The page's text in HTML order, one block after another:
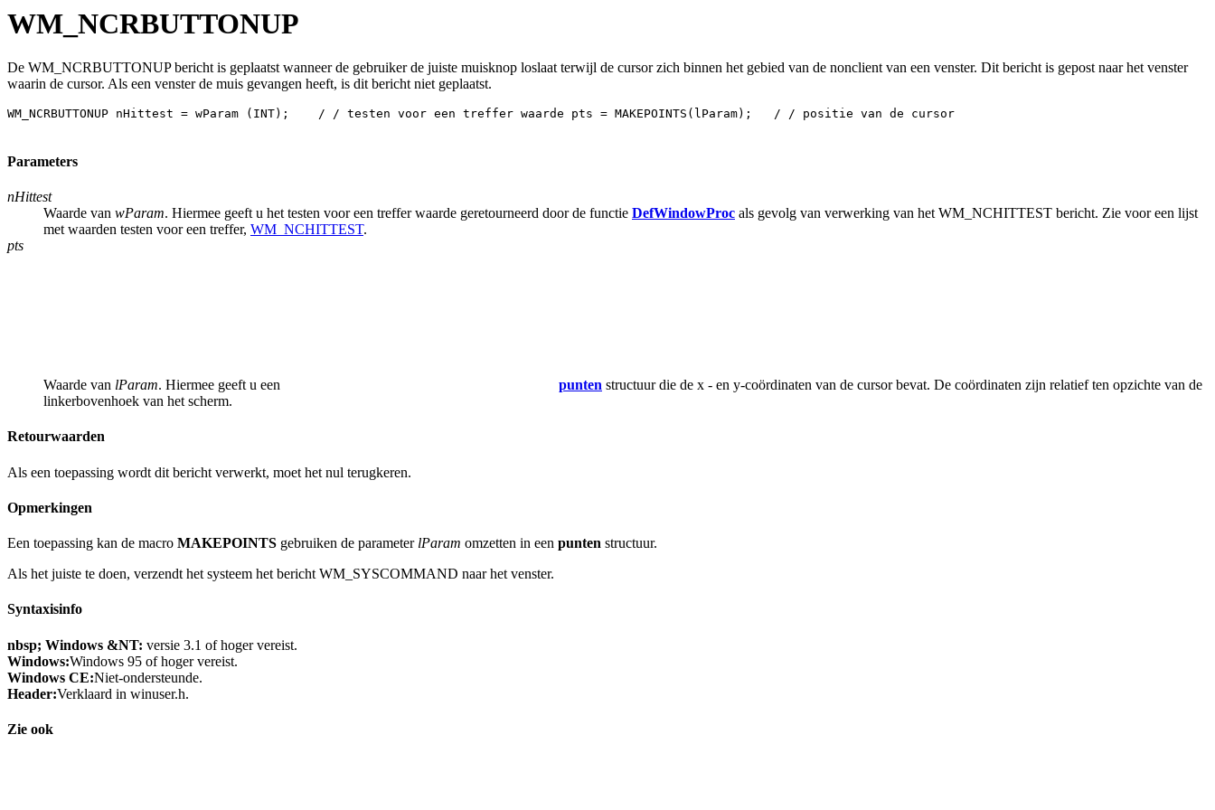
WM_NCRBUTTONUP
De WM_NCRBUTTONUP bericht is geplaatst wanneer de gebruiker de juiste muisknop loslaat terwijl de cursor zich binnen het gebied van de nonclient van een venster. Dit bericht is gepost naar het venster
waarin de cursor. Als een venster de muis gevangen heeft, is dit bericht niet geplaatst.
WM_NCRBUTTONUP nHittest = wParam (INT);    / / testen voor een treffer waarde pts = MAKEPOINTS(lParam);   / / positie van de cursor
Parameters
nHittest
Waarde van wParam. Hiermee geeft u het testen voor een treffer waarde geretourneerd door de functie DefWindowProc als gevolg van verwerking van het WM_NCHITTEST bericht. Zie voor een lijst
met waarden testen voor een treffer, WM_NCHITTEST.
pts
Waarde van lParam. Hiermee geeft u een punten structuur die de x - en y-coördinaten van de cursor bevat. De coördinaten zijn relatief ten opzichte van de
linkerbovenhoek van het scherm.
Retourwaarden
Als een toepassing wordt dit bericht verwerkt, moet het nul terugkeren.
Opmerkingen
Een toepassing kan de macro MAKEPOINTS gebruiken de parameter lParam omzetten in een punten structuur.
Als het juiste te doen, verzendt het systeem het bericht WM_SYSCOMMAND naar het venster.
Syntaxisinfo
nbsp; Windows &NT: versie 3.1 of hoger vereist.
Windows:Windows 95 of hoger vereist.
Windows CE:Niet-ondersteunde.
Header:Verklaard in winuser.h.
Zie ook